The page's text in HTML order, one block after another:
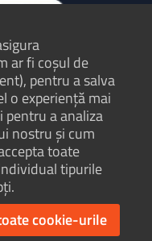
- ANPC
ar fi coșul de
pentru a salva
o experiență mai
pentru a analiza
nostru și cum
toate
tipurile
cookie-urile